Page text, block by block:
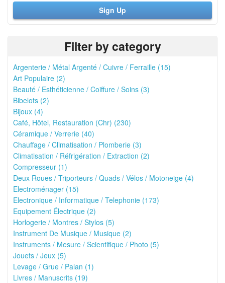
Sign Up
Filter by category
Argenterie / Métal Argenté / Cuivre / Ferraille (15)
Art Populaire (2)
Beauté / Esthéticienne / Coiffure / Soins (3)
Bibelots (2)
Bijoux (4)
Café, Hôtel, Restauration (Chr) (230)
Céramique / Verrerie (40)
Chauffage / Climatisation / Plomberie (3)
Climatisation / Réfrigération / Extraction (2)
Compresseur (1)
Deux Roues / Triporteurs / Quads / Vélos / Motoneige (4)
Electroménager (15)
Electronique / Informatique / Telephonie (173)
Equipement Électrique (2)
Horlogerie / Montres / Stylos (5)
Instrument De Musique / Musique (2)
Instruments / Mesure / Scientifique / Photo (5)
Jouets / Jeux (5)
Levage / Grue / Palan (1)
Livres / Manuscrits (19)